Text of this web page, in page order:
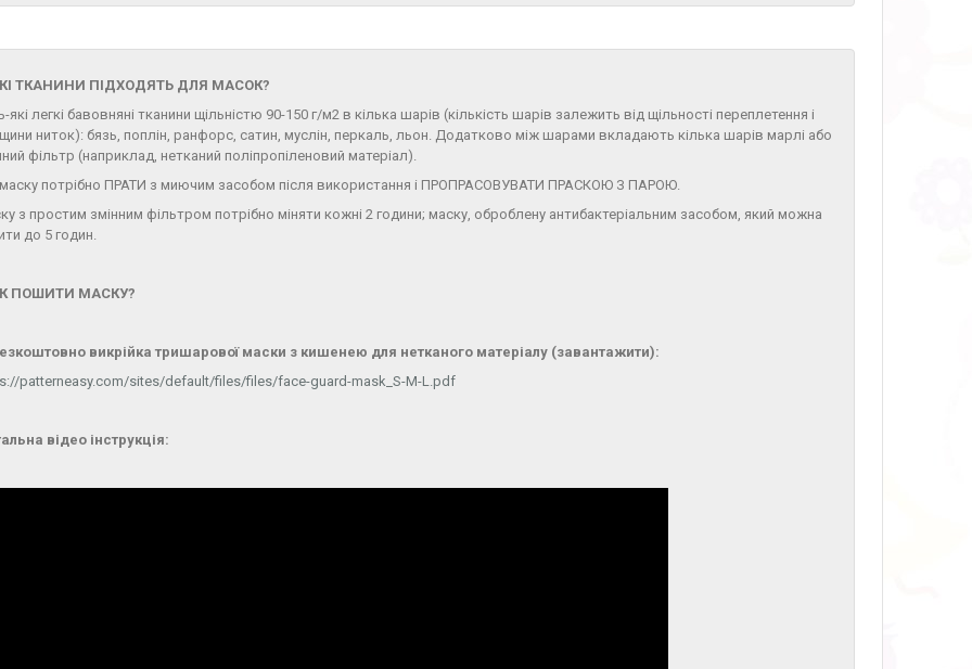
ТКАНИНИ ПІДХОДЯТЬ ДЛЯ МАСОК?
які легкі бавовняні тканини щільністю 90-150 г/м2 в кілька шарів (кількість шарів залежить від щільності переплетення і
ниток): бязь, поплін, ранфорс, сатин, муслін, перкаль, льон. Додатково між шарами вкладають кілька шарів марлі або
фільтр (наприклад, нетканий поліпропіленовий матеріал).
потрібно ПРАТИ з миючим засобом після використання і ПРОПРАСОВУВАТИ ПРАСКОЮ З ПАРОЮ.
з простим змінним фільтром потрібно міняти кожні 2 години; маску, оброблену антибактеріальним засобом, який можна
до 5 годин.
ПОШИТИ МАСКУ?
викрійка тришарової маски з кишенею для нетканого матеріалу (завантажити):
patterneasy.com/sites/default/files/files/face-guard-mask_S-M-L.pdf
відео інструкція: